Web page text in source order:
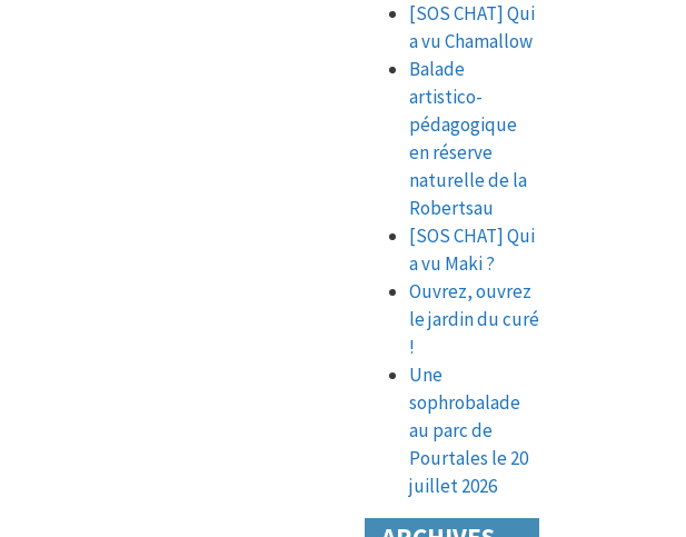
[SOS CHAT] Qui
a vu Chamallow
Balade
artistico-
pédagogique
en réserve
naturelle de la
Robertsau
[SOS CHAT] Qui
a vu Maki ?
Ouvrez, ouvrez
le jardin du curé
!
Une
sophrobalade
au parc de
Pourtales le 20
juillet 2026